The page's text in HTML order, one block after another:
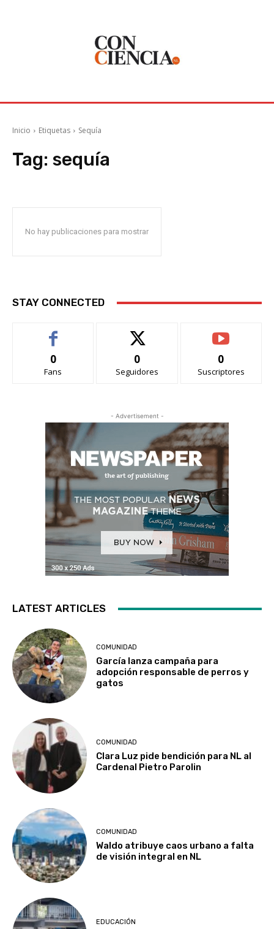
Inicio Etiquetas Sequía
Tag: sequía
No hay publicaciones para mostrar
STAY CONNECTED
0
Fans
0
Seguidores
0
Suscriptores
- Advertisement -
LATEST ARTICLES
COMUNIDAD
García lanza campaña para
adopción responsable de perros y
gatos
COMUNIDAD
Clara Luz pide bendición para NL al
Cardenal Pietro Parolin
COMUNIDAD
Waldo atribuye caos urbano a falta
de visión integral en NL
EDUCACIÓN